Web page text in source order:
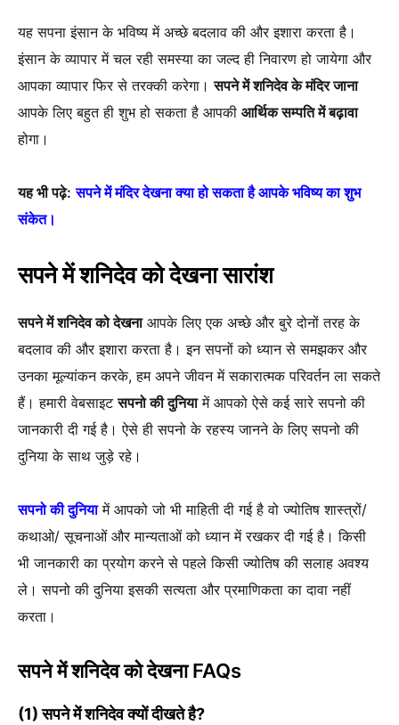
यह सपना इंसान के भविष्य में अच्छे बदलाव की और इशारा करता है।
इंसान के व्यापार में चल रही समस्या का जल्द ही निवारण हो जायेगा और
आपका व्यापार फिर से तरक्की करेगा।सपने में शनिदेव के मंदिर जाना
आपके लिए बहुत ही शुभ हो सकता है आपकी आर्थिक सम्पति में बढ़ावा
होगा।
यह भी पढ़े: सपने में मंदिर देखना क्या हो सकता है आपके भविष्य का शुभ
संकेत।
सपने में शनिदेव को देखना सारांश
सपने में शनिदेव को देखनाआपके लिए एक अच्छे और बुरे दोनों तरह के
बदलाव की और इशारा करता है। इन सपनों को ध्यान से समझकर और
उनका मूल्यांकन करके, हम अपने जीवन में सकारात्मक परिवर्तन ला सकते
हैं। हमारी वेबसाइटसपनो की दुनियामें आपको ऐसे कई सारे सपनो की
जानकारी दी गई है। ऐसे ही सपनो के रहस्य जानने के लिए सपनो की
दुनिया के साथ जुड़े रहे।
सपनो की दुनियामें आपको जो भी माहिती दी गई है वो ज्योतिष शास्त्रों/
कथाओ/ सूचनाओं और मान्यताओं को ध्यान में रखकर दी गई है। किसी
भी जानकारी का प्रयोग करने से पहले किसी ज्योतिष की सलाह अवश्य
ले। सपनो की दुनिया इसकी सत्यता और प्रमाणिकता का दावा नहीं
करता।
सपने में शनिदेव को देखना FAQs
(1) सपने में शनिदेव क्यों दीखते है?